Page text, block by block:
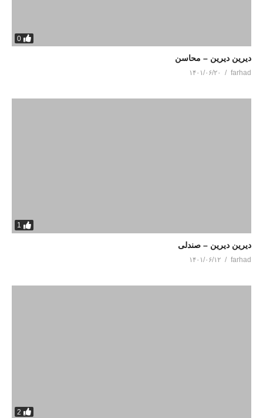
0
دیرین دیرین – محاسن
farhad ۱۴۰۱/۰۶/۲۰
1
دیرین دیرین – صندلی
farhad ۱۴۰۱/۰۶/۱۲
2